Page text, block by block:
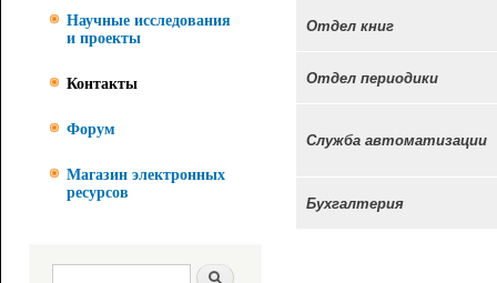
Научные исследования
и проекты
Контакты
Форум
Магазин электронных
ресурсов
Форма поиска Поиск
Отдел книг
Отдел периодики
Служба автоматизации
Бухгалтерия